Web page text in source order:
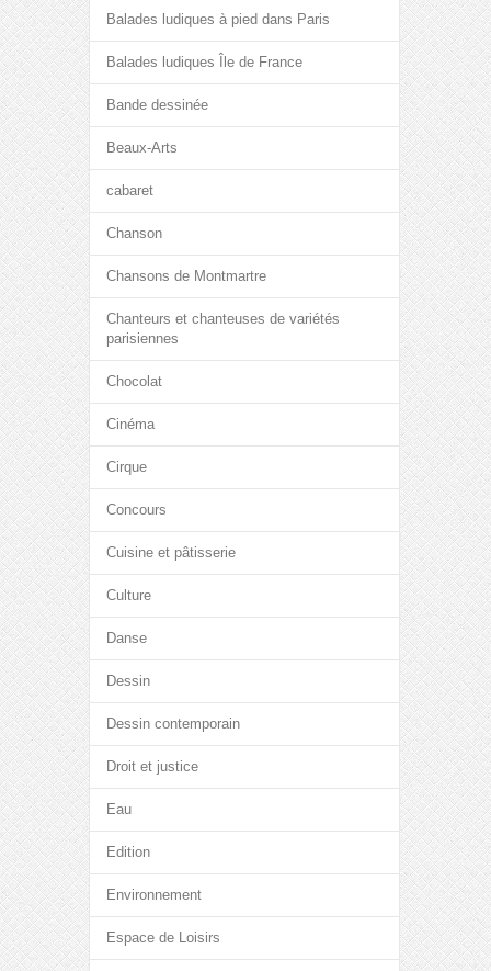
Balades ludiques à pied dans Paris
Balades ludiques Île de France
Bande dessinée
Beaux-Arts
cabaret
Chanson
Chansons de Montmartre
Chanteurs et chanteuses de variétés
parisiennes
Chocolat
Cinéma
Cirque
Concours
Cuisine et pâtisserie
Culture
Danse
Dessin
Dessin contemporain
Droit et justice
Eau
Edition
Environnement
Espace de Loisirs